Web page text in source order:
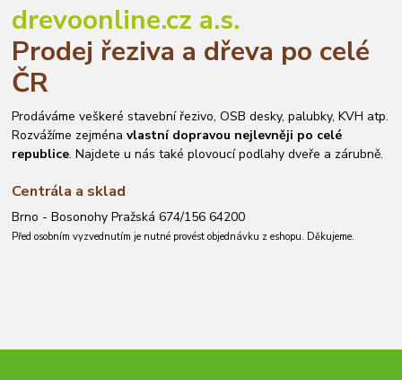
drevoonline.cz a.s.
Prodej řeziva a dřeva po celé
ČR
Prodáváme veškeré stavební řezivo, OSB desky, palubky, KVH atp.
Rozvážíme zejménavlastní dopravou nejlevněji po celé
republice. Najdete u nás také plovoucí podlahy dveře a zárubně.
Centrála a sklad
Brno - Bosonohy Pražská 674/156 64200
Před osobním vyzvednutím je nutné provést objednávku z eshopu. Děkujeme.